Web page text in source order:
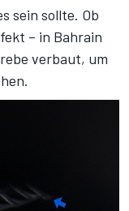
sein sollte. Ob
– in Bahrain
verbaut, um